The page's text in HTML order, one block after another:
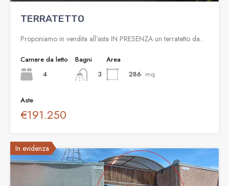
TERRATETTO
Proponiamo in vendita all’asta IN PRESENZA un terratetto da…
Camere da letto
4
Bagni
3
Area
286 mq
Aste
€191.250
In evidenza